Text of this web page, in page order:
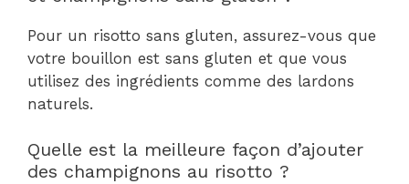
Pour un risotto sans gluten, assurez-vous que
votre bouillon est sans gluten et que vous
utilisez des ingrédients comme des lardons
naturels.
Quelle est la meilleure façon d’ajouter
des champignons au risotto ?